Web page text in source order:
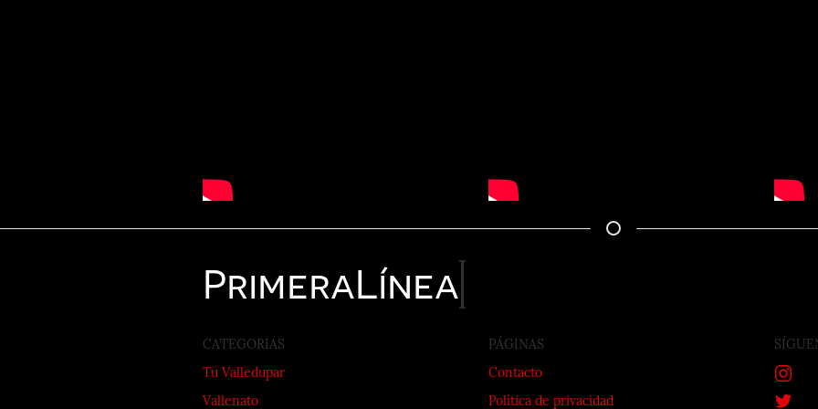
PrimeraLínea
CATEGORIAS
Tu Valledupar
Vallenato
PÁGINAS
Contacto
Política de privacidad